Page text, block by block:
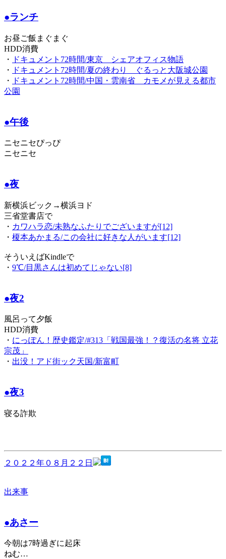
●ランチ
お昼ご飯まぐまぐ
HDD消費
・
ドキュメント72時間/東京 シェアオフィス物語
・
ドキュメント72時間/夏の終わり ぐるっと大阪城公園
・
ドキュメント72時間/中国・雲南省 カモメが見える都市
公園
●午後
ニセニセぴっぴ
ニセニセ
●夜
新横浜ビック→横浜ヨド
三省堂書店で
・ カワハラ恋/未熟なふたりでございますが[12]
・ 榎本あかまる/この会社に好きな人がいます[12]
そういえばKindleで
・ 9℃/目黒さんは初めてじゃない[8]
●夜2
風呂って夕飯
HDD消費
・ にっぽん！歴史鑑定/#313「戦国最強！？復活の名将 立花
宗茂」
・ 出没！アド街ック天国/新富町
●夜3
寝る詐欺
２０２２年０８月２２日
出来事
●あさー
今朝は7時過ぎに起床
ねむ…